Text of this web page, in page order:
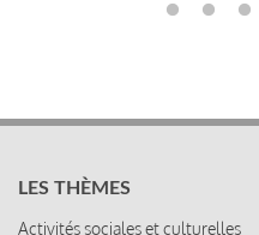
LES THÈMES
Activités sociales et culturelles